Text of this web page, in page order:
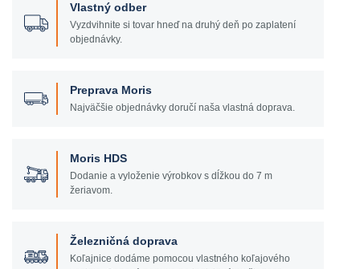
Vlastný odber
Vyzdvihnite si tovar hneď na druhý deň po zaplatení
objednávky.
Preprava Moris
Najväčšie objednávky doručí naša vlastná doprava.
Moris HDS
Dodanie a vyloženie výrobkov s dĺžkou do 7 m
žeriavom.
Železničná doprava
Koľajnice dodáme pomocou vlastného koľajového